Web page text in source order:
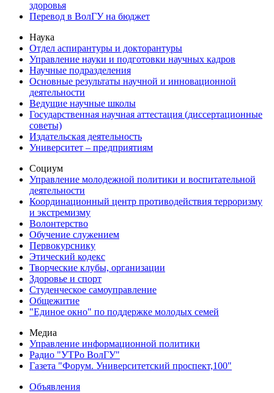
здоровья
Перевод в ВолГУ на бюджет
Наука
Отдел аспирантуры и докторантуры
Управление науки и подготовки научных кадров
Научные подразделения
Основные результаты научной и инновационной
деятельности
Ведущие научные школы
Государственная научная аттестация (диссертационные
советы)
Издательская деятельность
Университет – предприятиям
Социум
Управление молодежной политики и воспитательной
деятельности
Координационный центр противодействия терроризму
и экстремизму
Волонтерство
Обучение служением
Первокурснику
Этический кодекс
Творческие клубы, организации
Здоровье и спорт
Студенческое самоуправление
Общежитие
"Единое окно" по поддержке молодых семей
Медиа
Управление информационной политики
Радио "УТРо ВолГУ"
Газета "Форум. Университетский проспект,100"
Объявления